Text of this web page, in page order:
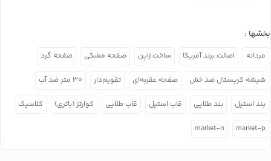
بخشها :
مردانه اصالت برند آمریکا ساخت ژاپن صفحه مشکی صفحه گرد
شیشه کریستال ضد خش صفحه عقربه‌ای تقویم‌دار ۳۰ متر ضد آب
بند استیل بند طلایی قاب استیل قاب طلایی کوارتز (باتری) کلاسیک
market-p
market-n